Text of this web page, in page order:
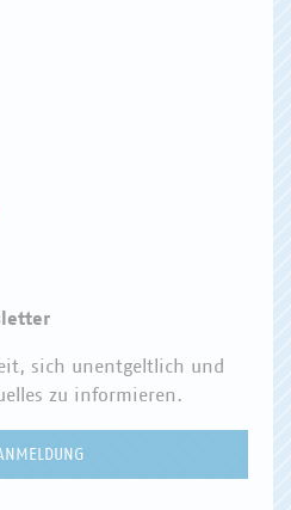
sich unentgeltlich und
zu informieren.